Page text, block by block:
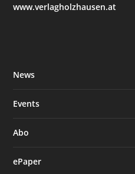
www.verlagholzhausen.at
News
Events
Abo
ePaper